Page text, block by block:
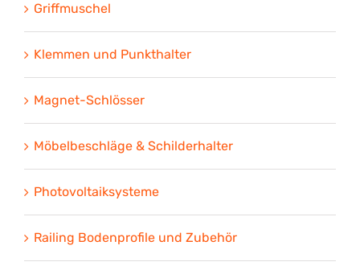
Griffmuschel
Klemmen und Punkthalter
Magnet-Schlösser
Möbelbeschläge & Schilderhalter
Photovoltaiksysteme
Railing Bodenprofile und Zubehör